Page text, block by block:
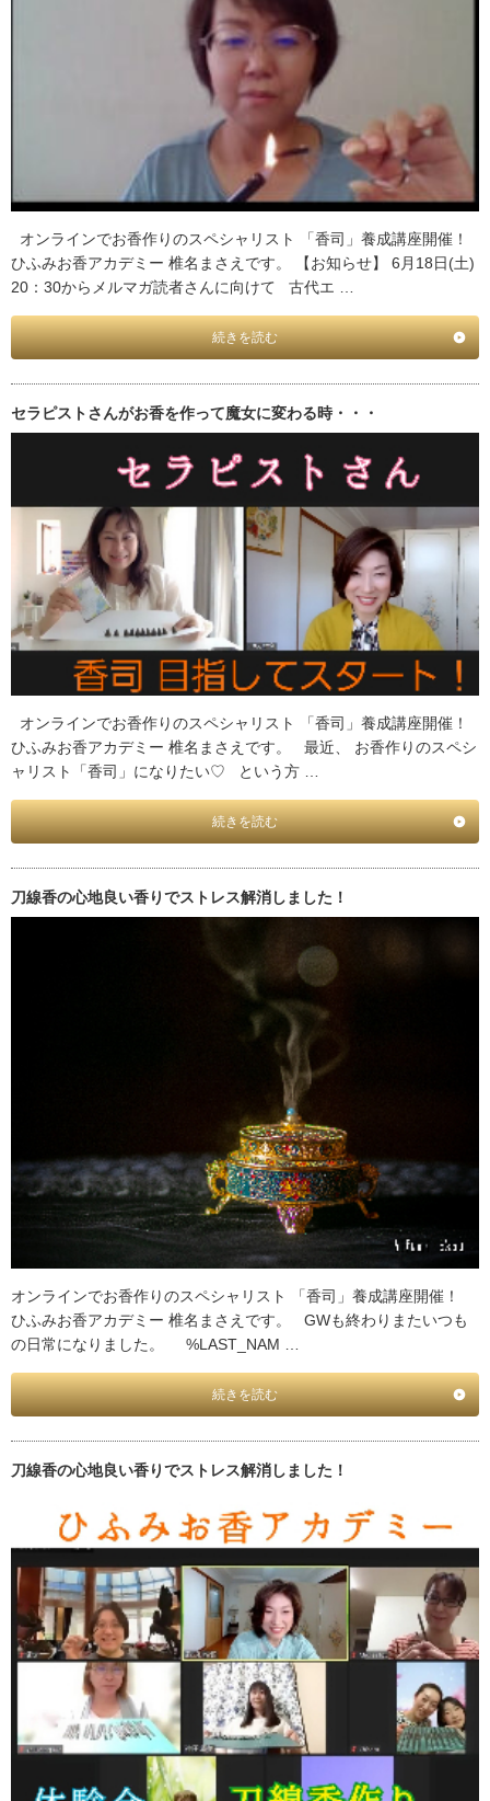
オンラインでお香作りのスペシャリスト 「香司」養成講座開催！
ひふみお香アカデミー 椎名まさえです。 【お知らせ】 6月18日(土)
20：30からメルマガ読者さんに向けて 古代エ …
続きを読む
セラピストさんがお香を作って魔女に変わる時・・・
オンラインでお香作りのスペシャリスト 「香司」養成講座開催！
ひふみお香アカデミー 椎名まさえです。 最近、 お香作りのスペシ
ャリスト「香司」になりたい♡ という方 …
続きを読む
刀線香の心地良い香りでストレス解消しました！
オンラインでお香作りのスペシャリスト 「香司」養成講座開催！
ひふみお香アカデミー 椎名まさえです。 GWも終わりまたいつも
の日常になりました。 %LAST_NAM …
続きを読む
刀線香の心地良い香りでストレス解消しました！